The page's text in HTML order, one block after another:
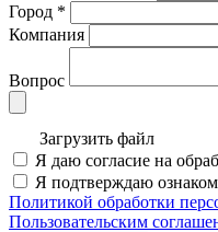
Город *
Компания
Вопрос
Загрузить файл
Я даю согласие на
Я подтверждаю
Политикой обработки
Пользовательским